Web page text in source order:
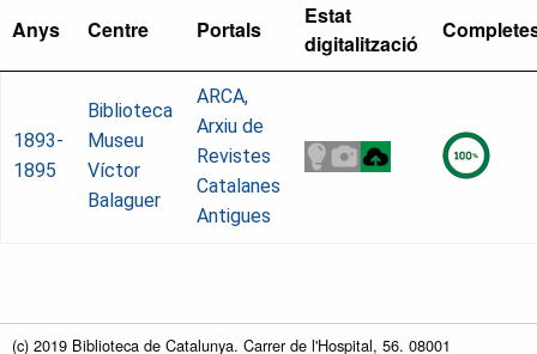
Anys Centre Portals
Estat
digitalització
1893-
1895
Biblioteca
Museu
Víctor
Balaguer
ARCA,
Arxiu de
Revistes
Catalanes
Antigues
(c) 2019 Biblioteca de Catalunya. Carrer de l'Hospital, 56. 08001